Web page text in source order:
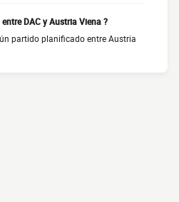
DAC y Austria Viena ?
partido planificado entre Austria